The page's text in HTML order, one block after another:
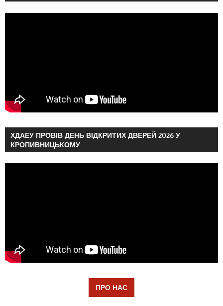
ХДАЕУ ПРОВІВ ДЕНЬ ВІДКРИТИХ ДВЕРЕЙ 2026 У
КРОПИВНИЦЬКОМУ
ПРО НАС